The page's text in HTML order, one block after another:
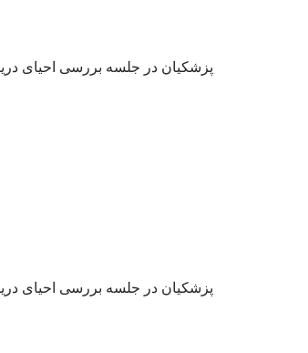
پزشکیان در جلسه بررسی احیای
پزشکیان در جلسه بررسی احیای